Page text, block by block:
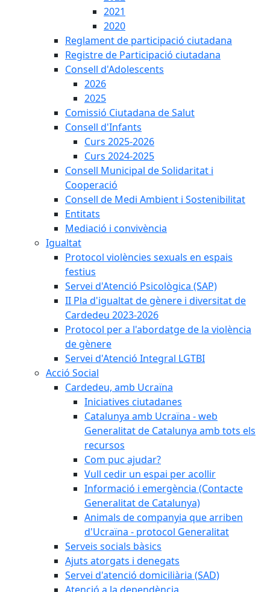
2021
2020
Reglament de participació ciutadana
Registre de Participació ciutadana
Consell d'Adolescents
2026
2025
Comissió Ciutadana de Salut
Consell d'Infants
Curs 2025-2026
Curs 2024-2025
Consell Municipal de Solidaritat i
Cooperació
Consell de Medi Ambient i Sostenibilitat
Entitats
Mediació i convivència
Igualtat
Protocol violències sexuals en espais
festius
Servei d'Atenció Psicològica (SAP)
II Pla d'igualtat de gènere i diversitat de
Cardedeu 2023-2026
Protocol per a l'abordatge de la violència
de gènere
Servei d'Atenció Integral LGTBI
Acció Social
Cardedeu, amb Ucraïna
Iniciatives ciutadanes
Catalunya amb Ucraïna - web
Generalitat de Catalunya amb tots els
recursos
Com puc ajudar?
Vull cedir un espai per acollir
Informació i emergència (Contacte
Generalitat de Catalunya)
Animals de companyia que arriben
d'Ucraïna - protocol Generalitat
Serveis socials bàsics
Ajuts atorgats i denegats
Servei d'atenció domiciliària (SAD)